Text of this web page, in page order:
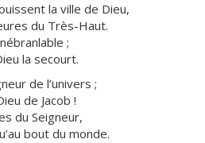
la ville de Dieu,
du Très-Haut.
;
la secourt.
de l’univers ;
de Jacob !
du Seigneur,
bout du monde.